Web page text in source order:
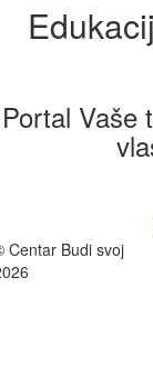
Portal Vaše
Centar Budi svoj